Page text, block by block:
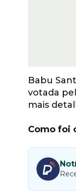
Babu
votada
mais
Como foi